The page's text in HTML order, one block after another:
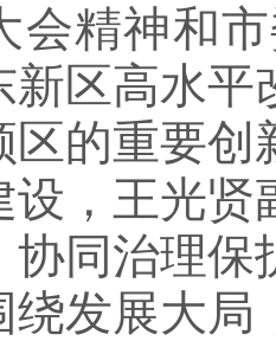
会精神和
新区高水
区的重要创
设，王光贤
协同治理
绕发展大